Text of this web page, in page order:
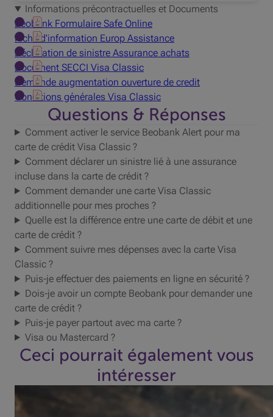
Informations précontractuelles et Documents
Beobank Formulaire Safe Online
Fiche d'information Europ Assistance
Déclaration de sinistre Assurance achats
Document SECCI Visa Classic
Demande augmentation ouverture de credit
Conditions générales Visa Classic
Questions & Réponses
Comment activer le service Beobank Alert pour ma
carte de crédit Visa Classic ?
Comment déclarer un sinistre lié à une assurance
incluse dans la carte de crédit ?
Comment demander une carte Visa Classic
additionnelle pour mes proches ?
Quelle est la différence entre une carte de débit et une
carte de crédit ?
Comment suivre mes dépenses avec la carte Visa
Classic ?
Puis-je effectuer des paiements en ligne en sécurité ?
Dois-je avoir un compte Beobank pour demander une
carte de crédit ?
Puis-je payer partout avec ma carte ?
Visa ou Mastercard ?
Ceci pourrait également vous
intéresser